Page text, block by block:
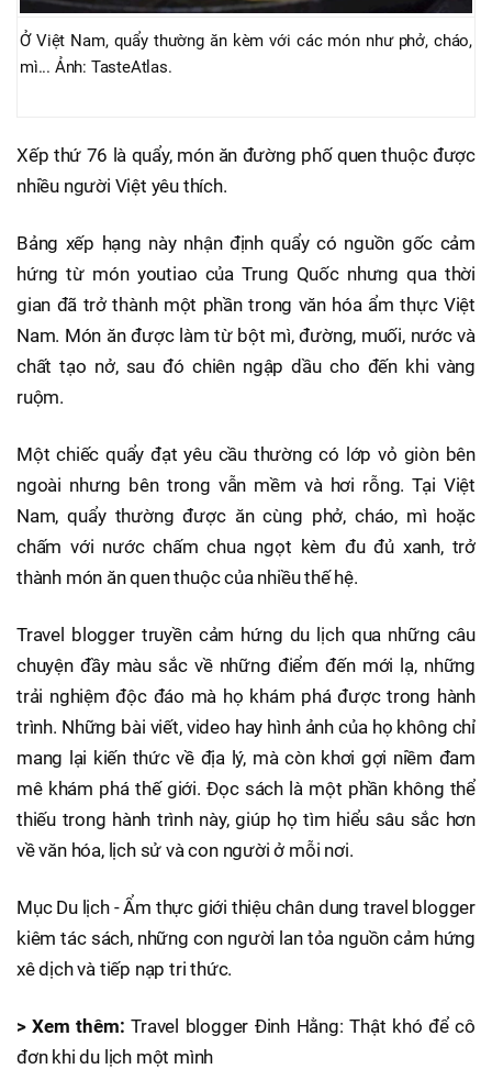
Ở Việt Nam, quẩy thường ăn kèm với các món như phở, cháo,
mì... Ảnh: TasteAtlas.
Xếp thứ 76 là quẩy, món ăn đường phố quen thuộc được
nhiều người Việt yêu thích.
Bảng xếp hạng này nhận định quẩy có nguồn gốc cảm
hứng từ món youtiao của Trung Quốc nhưng qua thời
gian đã trở thành một phần trong văn hóa ẩm thực Việt
Nam. Món ăn được làm từ bột mì, đường, muối, nước và
chất tạo nở, sau đó chiên ngập dầu cho đến khi vàng
ruộm.
Một chiếc quẩy đạt yêu cầu thường có lớp vỏ giòn bên
ngoài nhưng bên trong vẫn mềm và hơi rỗng. Tại Việt
Nam, quẩy thường được ăn cùng phở, cháo, mì hoặc
chấm với nước chấm chua ngọt kèm đu đủ xanh, trở
thành món ăn quen thuộc của nhiều thế hệ.
Travel blogger truyền cảm hứng du lịch qua những câu
chuyện đầy màu sắc về những điểm đến mới lạ, những
trải nghiệm độc đáo mà họ khám phá được trong hành
trình. Những bài viết, video hay hình ảnh của họ không chỉ
mang lại kiến thức về địa lý, mà còn khơi gợi niềm đam
mê khám phá thế giới. Đọc sách là một phần không thể
thiếu trong hành trình này, giúp họ tìm hiểu sâu sắc hơn
về văn hóa, lịch sử và con người ở mỗi nơi.
Mục Du lịch - Ẩm thực giới thiệu chân dung travel blogger
kiêm tác sách, những con người lan tỏa nguồn cảm hứng
xê dịch và tiếp nạp tri thức.
> Xem thêm:Travel blogger Đinh Hằng: Thật khó để cô
đơn khi du lịch một mình